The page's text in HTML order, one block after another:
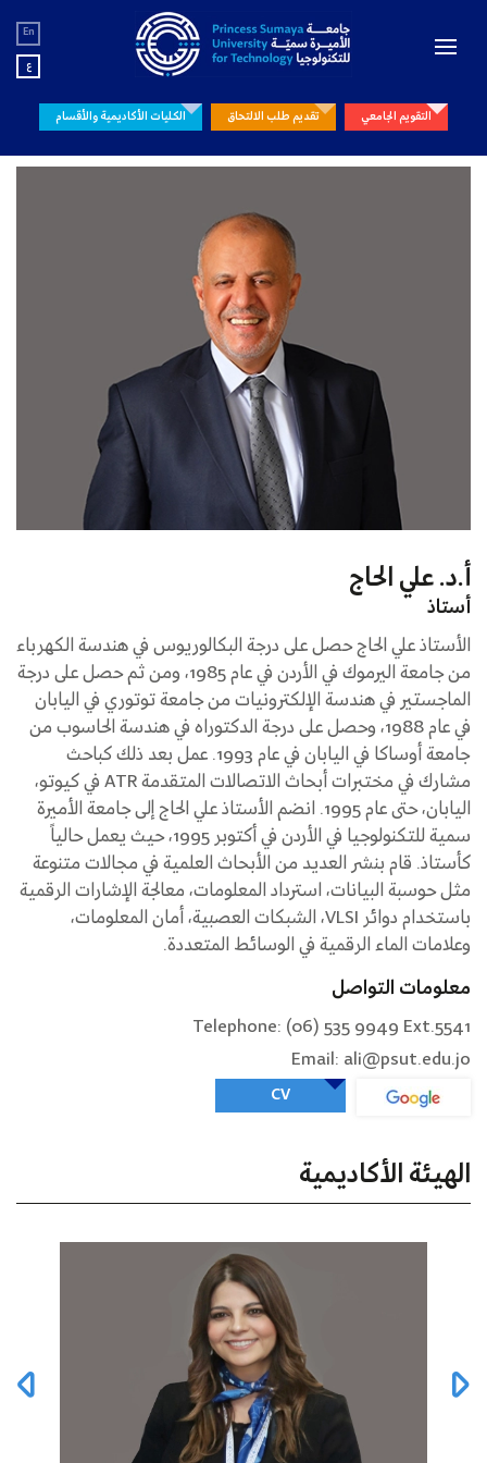
En
ع
التقويم الجامعي تقديم طلب الالتحاق الكليات الأكاديمية والأقسام
أ.د. علي الحاج
أستاذ
الأستاذ علي الحاج حصل على درجة البكالوريوس في هندسة الكهرباء
من جامعة اليرموك في الأردن في عام 1985، ومن ثم حصل على درجة
الماجستير في هندسة الإلكترونيات من جامعة توتوري في اليابان
في عام 1988، وحصل على درجة الدكتوراه في هندسة الحاسوب من
جامعة أوساكا في اليابان في عام 1993. عمل بعد ذلك كباحث
مشارك في مختبرات أبحاث الاتصالات المتقدمة ATR في كيوتو،
اليابان، حتى عام 1995. انضم الأستاذ علي الحاج إلى جامعة الأميرة
سمية للتكنولوجيا في الأردن في أكتوبر 1995، حيث يعمل حالياً
كأستاذ. قام بنشر العديد من الأبحاث العلمية في مجالات متنوعة
مثل حوسبة البيانات، استرداد المعلومات، معالجة الإشارات الرقمية
باستخدام دوائر VLSI، الشبكات العصبية، أمان المعلومات،
وعلامات الماء الرقمية في الوسائط المتعددة.
معلومات التواصل
Telephone: (06) 535 9949 Ext.5541
Email: ali@psut.edu.jo
CV
الهيئة الأكاديمية